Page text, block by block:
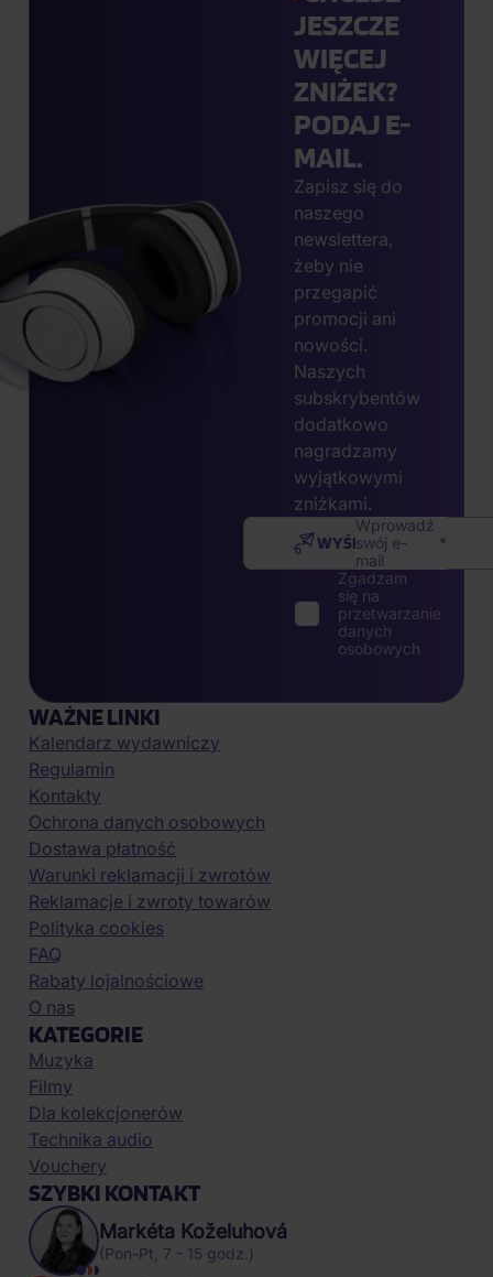
JESZCZE
WIĘCEJ
ZNIŻEK?
PODAJ E-
MAIL.
Zapisz się do
naszego
newslettera,
żeby nie
przegapić
promocji ani
nowości.
Naszych
subskrybentów
dodatkowo
nagradzamy
wyjątkowymi
zniżkami.
Wprowadź
swój e-
mail
WYŚLIJ
Zgadzam
się na
przetwarzanie
danych
osobowych
WAŻNE LINKI
Kalendarz wydawniczy
Regulamin
Kontakty
Ochrona danych osobowych
Dostawa płatność
Warunki reklamacji i zwrotów
Reklamacje i zwroty towarów
Polityka cookies
FAQ
Rabaty lojalnościowe
O nas
KATEGORIE
Muzyka
Filmy
Dla kolekcjonerów
Technika audio
Vouchery
SZYBKI KONTAKT
Markéta Koželuhová
(Pon-Pt, 7 - 15 godz.)